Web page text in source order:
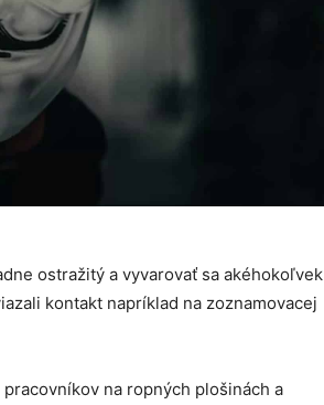
ostražitý a vyvarovať sa akéhokoľvek
kontakt napríklad na zoznamovacej
na ropných plošinách a